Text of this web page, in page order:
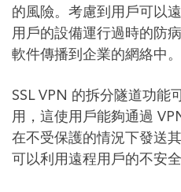
的風險。考慮到用戶可以
用戶的設備運行過時的防
軟件傳播到企業的網絡中。
SSL VPN 的拆分隧道功能
用，這使用戶能夠通過
在不受保護的情況下發送
可以利用遠程用戶的不安